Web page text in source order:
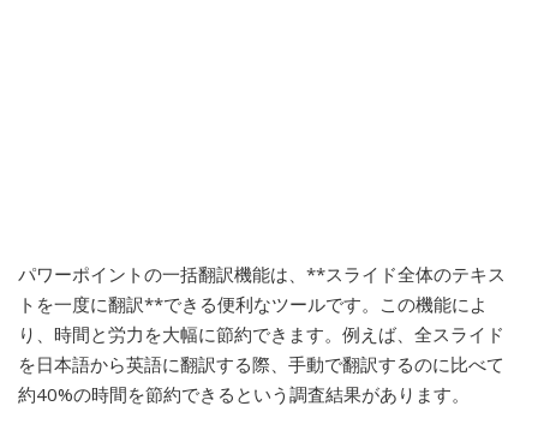
パワーポイントの一括翻訳機能は、**スライド全体のテキス
トを一度に翻訳**できる便利なツールです。この機能によ
り、時間と労力を大幅に節約できます。例えば、全スライド
を日本語から英語に翻訳する際、手動で翻訳するのに比べて
約40%の時間を節約できるという調査結果があります。